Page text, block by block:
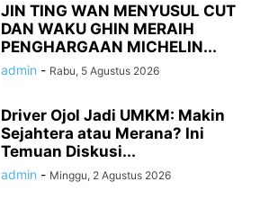
JIN TING WAN MENYUSUL CUT
DAN WAKU GHIN MERAIH
PENGHARGAAN MICHELIN...
admin - Rabu, 5 Agustus 2026
Driver Ojol Jadi UMKM: Makin
Sejahtera atau Merana? Ini
Temuan Diskusi...
admin - Minggu, 2 Agustus 2026